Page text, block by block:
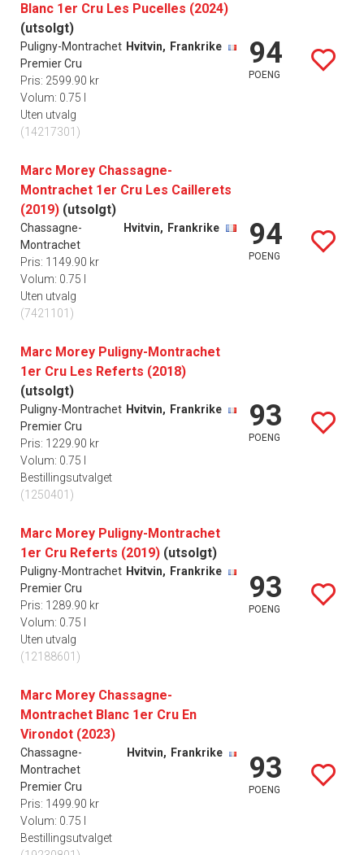
Blanc 1er Cru Les Pucelles (2024)
(utsolgt)
Puligny-Montrachet
Premier Cru
Hvitvin, Frankrike
Pris: 2599.90 kr
Volum: 0.75 l
Uten utvalg
(14217301)
94
POENG
Marc Morey Chassagne-
Montrachet 1er Cru Les Caillerets
(2019) (utsolgt)
Chassagne-
Montrachet
Hvitvin, Frankrike
Pris: 1149.90 kr
Volum: 0.75 l
Uten utvalg
(7421101)
94
POENG
Marc Morey Puligny-Montrachet
1er Cru Les Referts (2018)
(utsolgt)
Puligny-Montrachet
Premier Cru
Hvitvin, Frankrike
Pris: 1229.90 kr
Volum: 0.75 l
Bestillingsutvalget
(1250401)
93
POENG
Marc Morey Puligny-Montrachet
1er Cru Referts (2019) (utsolgt)
Puligny-Montrachet
Premier Cru
Hvitvin, Frankrike
Pris: 1289.90 kr
Volum: 0.75 l
Uten utvalg
(12188601)
93
POENG
Marc Morey Chassagne-
Montrachet Blanc 1er Cru En
Virondot (2023)
Chassagne-
Montrachet
Premier Cru
Hvitvin, Frankrike
Pris: 1499.90 kr
Volum: 0.75 l
Bestillingsutvalget
93
POENG